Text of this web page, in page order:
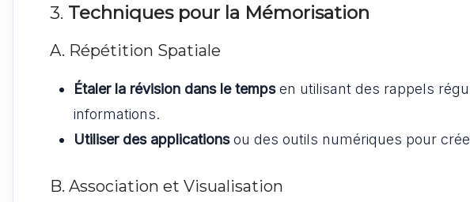
3. Techniques pour la Mémorisation
A. Répétition Spatiale
Étaler la révision dans le tempsen utilisant des rappels
informations.
Utiliser des applicationsou des outils numériques pour
B. Association et Visualisation